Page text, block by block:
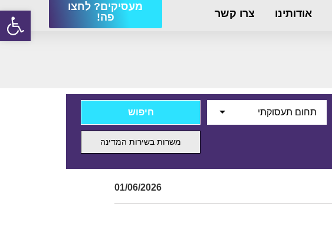
אודותינו צרו קשר
מעסיקים? לחצו
פה!
תחום תעסוקתי
משרות בשירות המדינה
01/06/2026